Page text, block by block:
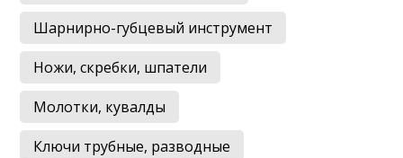
Шарнирно-губцевый инструмент
Ножи, скребки, шпатели
Молотки, кувалды
Ключи трубные, разводные